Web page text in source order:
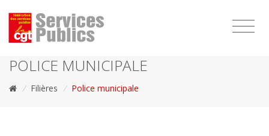
POLICE MUNICIPALE
/ Filières / Police municipale